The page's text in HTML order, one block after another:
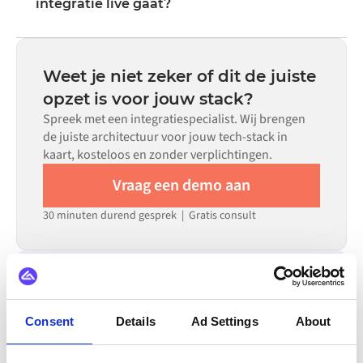
Consent Details Ad Settings About
configuratie alleen niet aan de vereisten voldoet.
integratie live gaat?
maanden live, afhankelijk van de complexiteit van de
datamapping, het aantal vereiste flows en je interne
beoordelingsproces. Voor veel systemen zijn er kant-en-
klare connectoren beschikbaar in de Alumio
marketplace, wat de insteltijd aanzienlijk verkort.
Weet je niet zeker of dit de juiste
opzet is voor jouw stack?
Spreek met een integratiespecialist. Wij brengen
de juiste architectuur voor jouw tech-stack in
kaart, kosteloos en zonder verplichtingen.
Vraag een demo aan
30 minuten durend gesprek | Gratis consult
Zoho CRM Zoho Analytics Zoey
Yotpo
XL-ENZ
X12 WordPress Zendesk